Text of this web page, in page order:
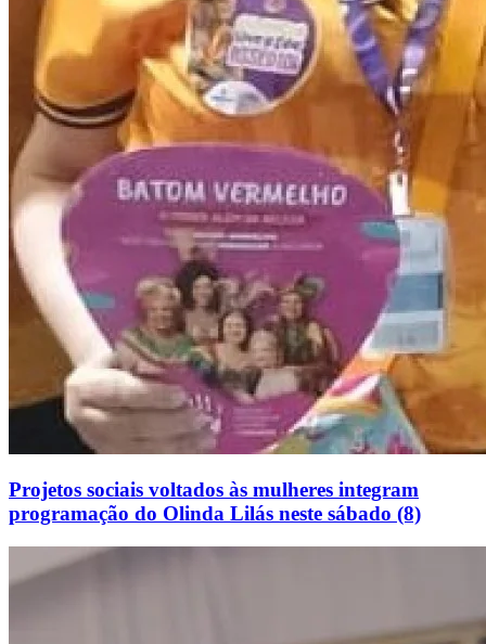
Projetos sociais voltados às mulheres integram
programação do Olinda Lilás neste sábado (8)